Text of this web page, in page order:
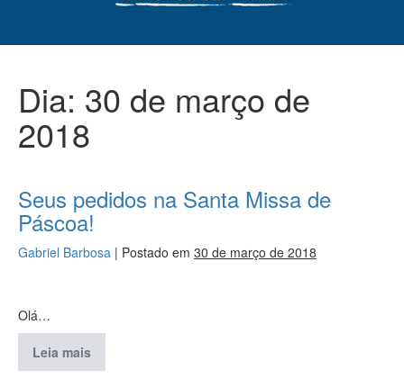
Dia: 30 de março de
2018
Seus pedidos na Santa Missa de
Páscoa!
Gabriel Barbosa | Postado em 30 de março de 2018
Olá…
Leia mais